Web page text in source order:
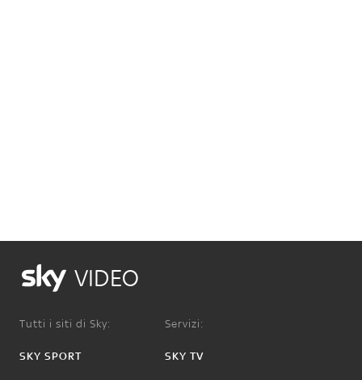
VIDEO
Tutti i siti di Sky:
SKY SPORT
Servizi:
SKY TV